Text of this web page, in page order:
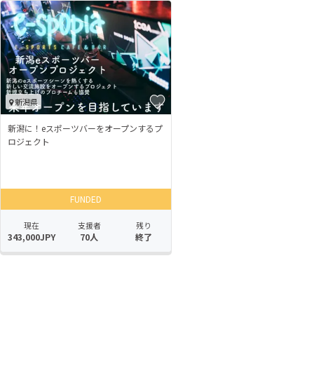
新潟県
新潟に！eスポーツバーをオープンするプ
ロジェクト
FUNDED
現在
343,000JPY
支援者
70人
残り
終了